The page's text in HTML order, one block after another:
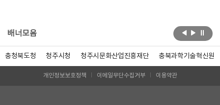
배너모음
충청북도청 청주시청 청주시문화산업진흥재단 충북과학기술혁신원
개인정보보호정책 이메일무단수집거부 이용약관